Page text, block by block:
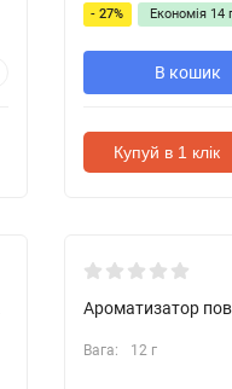
- 27% Економія 14
В кошик
Купуй в 1 клік
Новинка !
Ароматизатор
Вага: 12 г